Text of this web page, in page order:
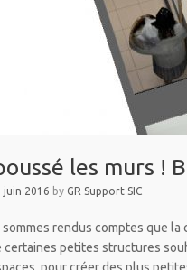
les murs !
juin 2016 by GR Support SIC
sommes rendus comptes que
certaines petites structures